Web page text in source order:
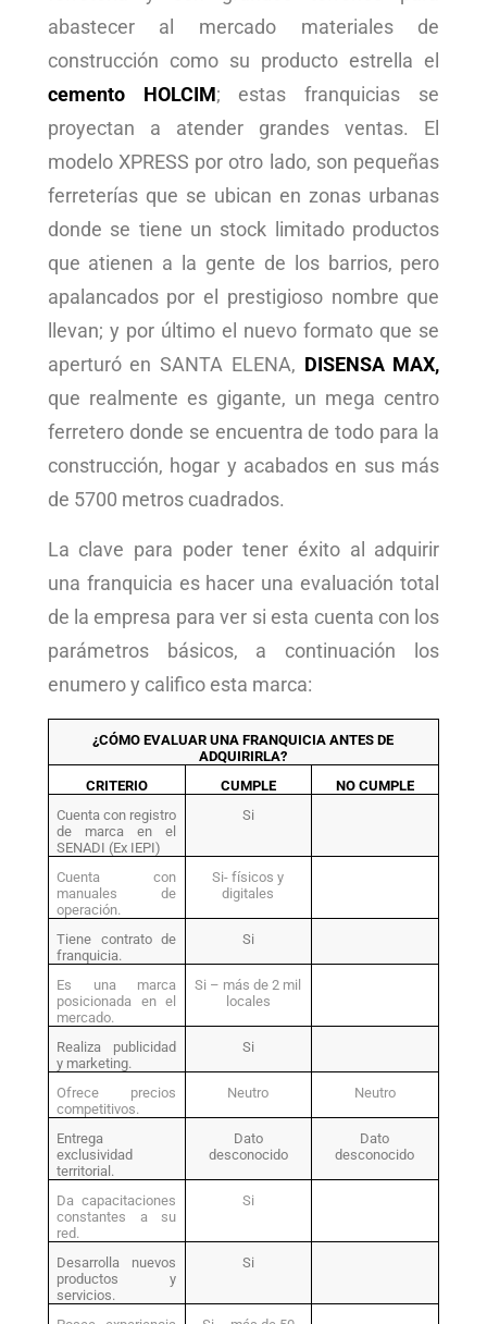
abastecer al mercado materiales de
construcción como su producto estrella el
cemento HOLCIM; estas franquicias se
proyectan a atender grandes ventas. El
modelo XPRESS por otro lado, son pequeñas
ferreterías que se ubican en zonas urbanas
donde se tiene un stock limitado productos
que atienen a la gente de los barrios, pero
apalancados por el prestigioso nombre que
llevan; y por último el nuevo formato que se
aperturó en SANTA ELENA, DISENSA MAX,
que realmente es gigante, un mega centro
ferretero donde se encuentra de todo para la
construcción, hogar y acabados en sus más
de 5700 metros cuadrados.
La clave para poder tener éxito al adquirir
una franquicia es hacer una evaluación total
de la empresa para ver si esta cuenta con los
parámetros básicos, a continuación los
enumero y califico esta marca:
¿CÓMO EVALUAR UNA FRANQUICIA ANTES DE
ADQUIRIRLA?
CRITERIO
CUMPLE
NO CUMPLE
Cuenta con registro
de marca en el
SENADI (Ex IEPI)
Si
Cuenta con
manuales de
operación.
Si- físicos y
digitales
Tiene contrato de
franquicia.
Si
Es una marca
posicionada en el
mercado.
Si – más de 2 mil
locales
Realiza publicidad
y marketing.
Si
Ofrece precios
competitivos.
Neutro Neutro
Entrega
exclusividad
territorial.
Dato
desconocido
Dato
desconocido
Da capacitaciones
constantes a su
red.
Si
Desarrolla nuevos
productos y
servicios.
Si